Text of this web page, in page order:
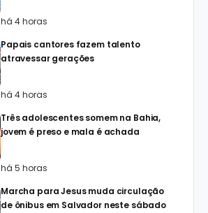
há 4 horas
Papais cantores fazem talento
atravessar gerações
há 4 horas
Três adolescentes somem na Bahia,
jovem é preso e mala é achada
há 5 horas
Marcha para Jesus muda circulação
de ônibus em Salvador neste sábado